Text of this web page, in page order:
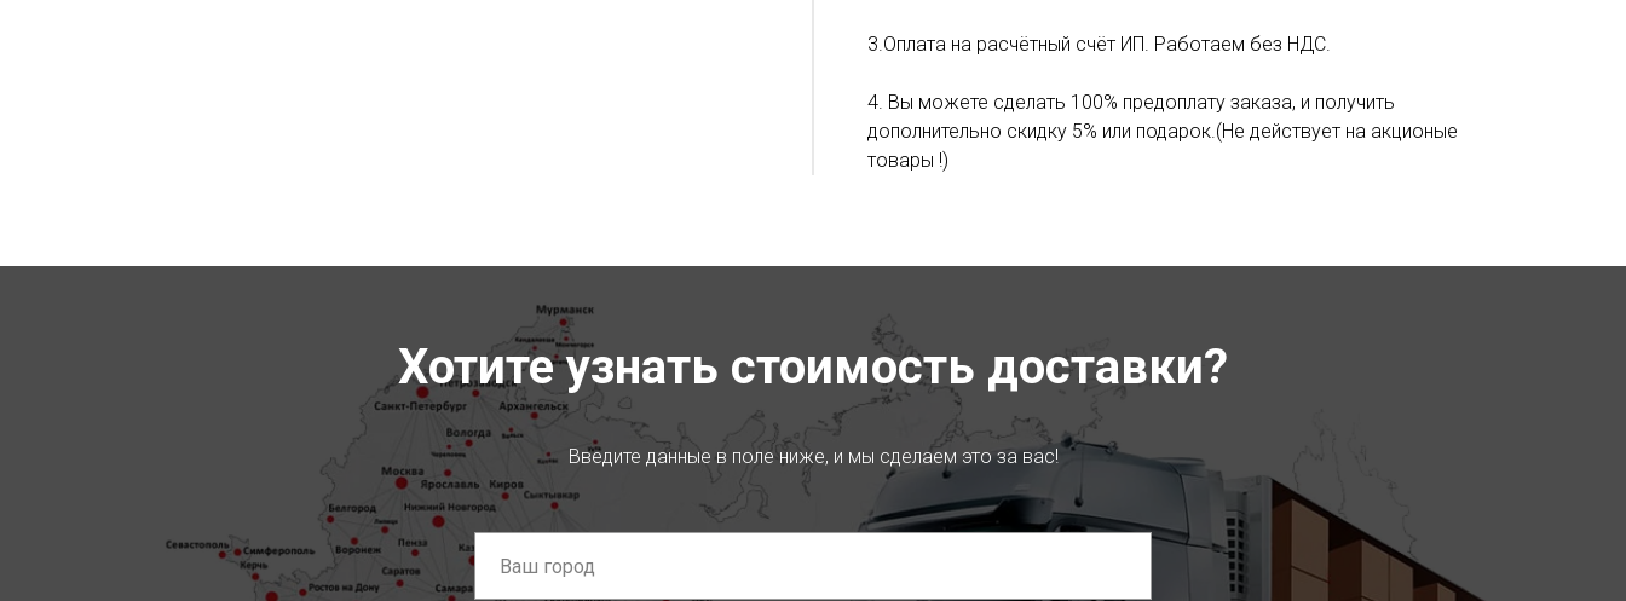
3.Оплата на расчётный счёт ИП. Работаем без НДС.
4. Вы можете сделать 100% предоплату заказа, и получить
дополнительно скидку 5% или подарок.(Не действует на акционые
товары !)
Хотите узнать стоимость доставки?
Введите данные в поле ниже, и мы сделаем это за вас!